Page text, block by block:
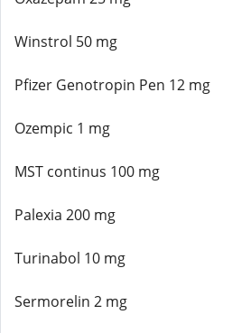
Winstrol 50 mg
Pfizer Genotropin Pen 12 mg
Ozempic 1 mg
MST continus 100 mg
Palexia 200 mg
Turinabol 10 mg
Sermorelin 2 mg